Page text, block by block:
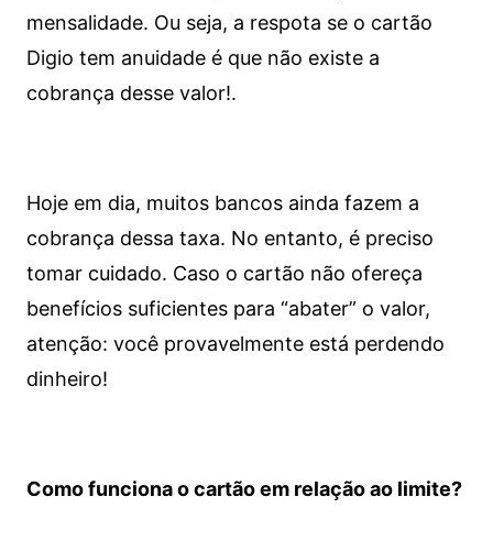
mensalidade. Ou seja, a respota se o cartão
Digio tem anuidade é que não existe a
cobrança desse valor!.
Hoje em dia, muitos bancos ainda fazem a
cobrança dessa taxa. No entanto, é preciso
tomar cuidado. Caso o cartão não ofereça
benefícios suficientes para “abater” o valor,
atenção: você provavelmente está perdendo
dinheiro!
Como funciona o cartão em relação ao limite?